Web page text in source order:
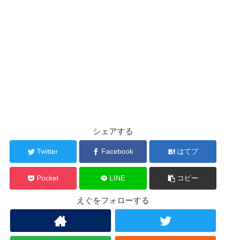
シェアする
Twitter Facebook はてブ
Pocket LINE コピー
えぐをフォローする